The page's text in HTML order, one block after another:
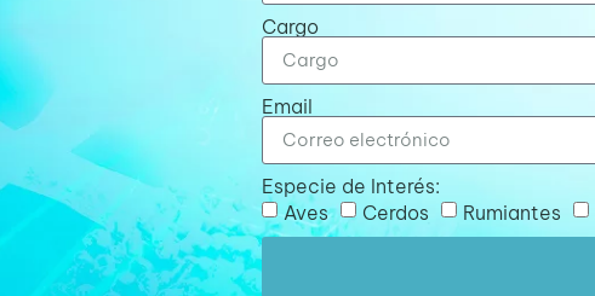
Cargo
Email
Especie de Interés:
Aves
Cerdos Rumiantes